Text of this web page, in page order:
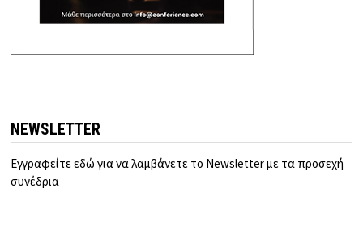
NEWSLETTER
Εγγραφείτε εδώ για να λαμβάνετε το Newsletter με τα προσεχή
συνέδρια